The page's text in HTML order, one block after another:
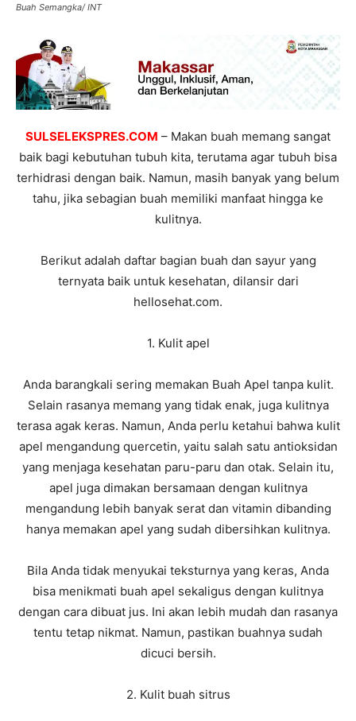
Buah Semangka/ INT
SULSELEKSPRES.COM – Makan buah memang sangat
baik bagi kebutuhan tubuh kita, terutama agar tubuh bisa
terhidrasi dengan baik. Namun, masih banyak yang belum
tahu, jika sebagian buah memiliki manfaat hingga ke
kulitnya.
Berikut adalah daftar bagian buah dan sayur yang
ternyata baik untuk kesehatan, dilansir dari
hellosehat.com.
1. Kulit apel
Anda barangkali sering memakan Buah Apel tanpa kulit.
Selain rasanya memang yang tidak enak, juga kulitnya
terasa agak keras. Namun, Anda perlu ketahui bahwa kulit
apel mengandung quercetin, yaitu salah satu antioksidan
yang menjaga kesehatan paru-paru dan otak. Selain itu,
apel juga dimakan bersamaan dengan kulitnya
mengandung lebih banyak serat dan vitamin dibanding
hanya memakan apel yang sudah dibersihkan kulitnya.
Bila Anda tidak menyukai teksturnya yang keras, Anda
bisa menikmati buah apel sekaligus dengan kulitnya
dengan cara dibuat jus. Ini akan lebih mudah dan rasanya
tentu tetap nikmat. Namun, pastikan buahnya sudah
dicuci bersih.
2. Kulit buah sitrus